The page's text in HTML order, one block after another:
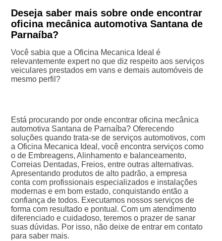
Deseja saber mais sobre onde encontrar
oficina mecânica automotiva Santana de
Parnaíba?
Você sabia que a Oficina Mecanica Ideal é
relevantemente expert no que diz respeito aos serviços
veiculares prestados em vans e demais automóveis de
mesmo perfil?
Está procurando por onde encontrar oficina mecânica
automotiva Santana de Parnaíba? Oferecendo
soluções quando trata-se de serviços automotivos, com
a Oficina Mecanica Ideal, você encontra serviços como
o de Embreagens, Alinhamento e balanceamento,
Correias Dentadas, Freios, entre outras alternativas.
Apresentando produtos de alto padrão, a empresa
conta com profissionais especializados e instalações
modernas e em bom estado, conquistando então a
confiança de todos. Executamos nossos serviços de
forma com resultado e pontual. Com um atendimento
diferenciado e cuidadoso, teremos o prazer de sanar
suas dúvidas. Por isso, não deixe de entrar em contato
para saber mais.